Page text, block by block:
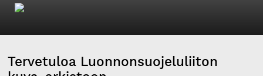
Tervetuloa Luonnonsuojeluliiton